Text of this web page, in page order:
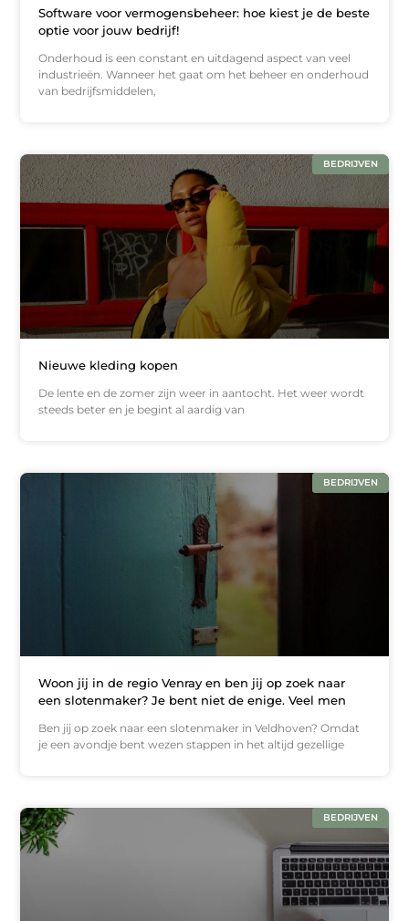
Software voor vermogensbeheer: hoe kiest je de beste
optie voor jouw bedrijf!
Onderhoud is een constant en uitdagend aspect van veel
industrieën. Wanneer het gaat om het beheer en onderhoud
van bedrijfsmiddelen,
BEDRIJVEN
Nieuwe kleding kopen
De lente en de zomer zijn weer in aantocht. Het weer wordt
steeds beter en je begint al aardig van
BEDRIJVEN
Woon jij in de regio Venray en ben jij op zoek naar
een slotenmaker? Je bent niet de enige. Veel men
Ben jij op zoek naar een slotenmaker in Veldhoven? Omdat
je een avondje bent wezen stappen in het altijd gezellige
BEDRIJVEN